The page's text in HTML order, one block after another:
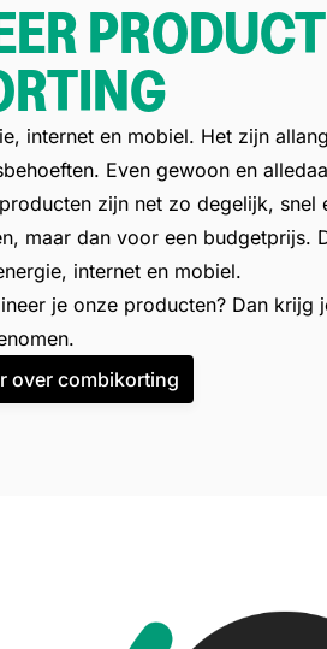
internet en mobiel. Het zijn
Even gewoon en
zijn net zo degelijk, snel
maar dan voor een budgetprijs.
internet en mobiel.
je onze producten? Dan krijg
over combikorting